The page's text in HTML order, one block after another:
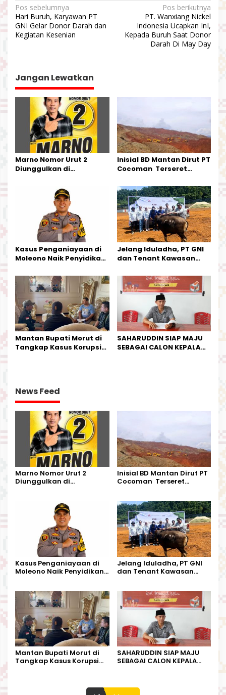
N
a
v
a
s
s
Pos sebelumnya
Hari Buruh, Karyawan PT
GNI Gelar Donor Darah dan
Kegiatan Kesenian
Pos berikutnya
PT. Wanxiang Nickel
Indonesia Ucapkan InI,
Kepada Buruh Saat Donor
Darah Di May Day
Jangan Lewatkan
Marno Nomor Urut 2
Diunggulkan di
Kesederhanaannya Jadi
Harapan Warga
Inisial BD Mantan Dirut PT
Cocoman Terseret
Tata Kelola Tambang
Kalimantan Barat
Kasus Penganiayaan di
Moleono Naik Penyidikan,
Kesempatan Terakhir
Jelang Iduladha, PT GNI
dan Tenant Kawasan
Kurban
Mantan Bupati Morut di
Tangkap Kasus Korupsi
SAHARUDDIN SIAP MAJU
SEBAGAI CALON KEPALA
News Feed
Marno Nomor Urut 2
Diunggulkan di
Harapan Warga
Inisial BD Mantan Dirut PT
Cocoman Terseret
Kalimantan Barat
Kasus Penganiayaan di
Moleono Naik Penyidikan,
Jelang Iduladha, PT GNI
dan Tenant Kawasan
Mantan Bupati Morut di
Tangkap Kasus Korupsi
SAHARUDDIN SIAP MAJU
SEBAGAI CALON KEPALA